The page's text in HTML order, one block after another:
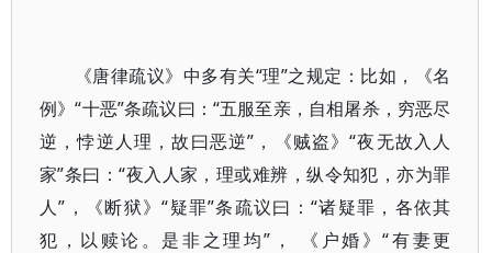
《唐律疏议》中多有关“理”之规定：比如，《名
例》“十恶”条疏议曰：“五服至亲，自相屠杀，穷恶尽
逆，悖逆人理，故曰恶逆”，《贼盗》“夜无故入人
家”条曰：“夜入人家，理或难辨，纵令知犯，亦为罪
人”，《断狱》“疑罪”条疏议曰：“诸疑罪，各依其
犯，以赎论。是非之理均”， 《户婚》“有妻更